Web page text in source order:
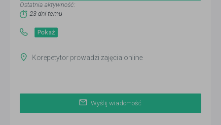
Ostatnia aktywność:
23 dni temu
Pokaż
Korepetytor prowadzi zajęcia online
Wyślij wiadomość